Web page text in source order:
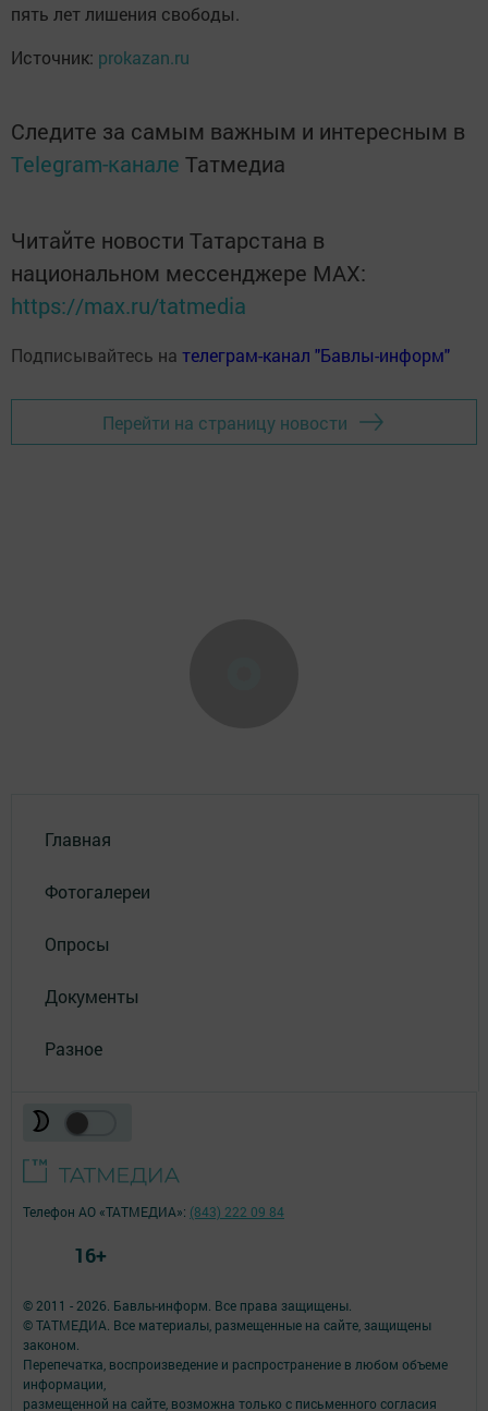
пять лет лишения свободы.
Источник: prokazan.ru
Следите за самым важным и интересным в
Telegram-канале Татмедиа
Читайте новости Татарстана в
национальном мессенджере MАХ:
https://max.ru/tatmedia
Подписывайтесь на телеграм-канал "Бавлы-информ"
Перейти на страницу новости
Главная
Фотогалереи
Опросы
Документы
Разное
© 2011 - 2026. Бавлы-информ. Все права защищены.
© ТАТМЕДИА. Все материалы, размещенные на сайте, защищены
законом.
Перепечатка, воспроизведение и распространение в любом объеме
информации,
размещенной на сайте, возможна только с письменного согласия
Телефон АО «ТАТМЕДИА»: (843) 222 09 84
16+